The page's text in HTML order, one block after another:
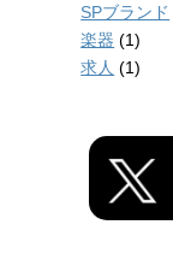
SPブランド
楽器 (1)
求人 (1)